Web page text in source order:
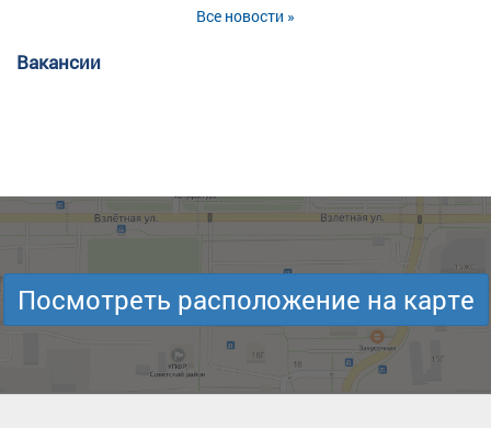
Все новости »
Вакансии
Посмотреть расположение на карте